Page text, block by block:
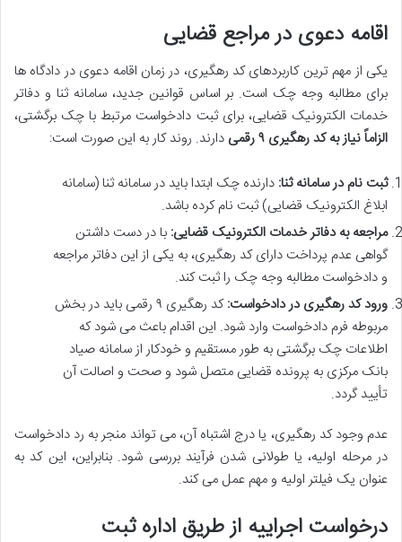
اقامه دعوی در مراجع قضایی
یکی از مهم ترین کاربردهای کد رهگیری، در زمان اقامه دعوی در دادگاه ها
برای مطالبه وجه چک است. بر اساس قوانین جدید، سامانه ثنا و دفاتر
خدمات الکترونیک قضایی، برای ثبت دادخواست مرتبط با چک برگشتی،
الزاماً نیاز به کد رهگیری ۹ رقمی
دارند. روند کار به این صورت است:
ثبت نام در سامانه ثنا: دارنده چک ابتدا باید در سامانه ثنا (سامانه
ابلاغ الکترونیک قضایی) ثبت نام کرده باشد.
مراجعه به دفاتر خدمات الکترونیک قضایی: با در دست داشتن
گواهی عدم پرداخت دارای کد رهگیری، به یکی از این دفاتر مراجعه
و دادخواست مطالبه وجه چک را ثبت کند.
ورود کد رهگیری در دادخواست:
کد رهگیری ۹ رقمی باید در بخش
مربوطه فرم دادخواست وارد شود. این اقدام باعث می شود که
اطلاعات چک برگشتی به طور مستقیم و خودکار از سامانه صیاد
بانک مرکزی به پرونده قضایی متصل شود و صحت و اصالت آن
تأیید گردد.
عدم وجود کد رهگیری، یا درج اشتباه آن، می تواند منجر به رد دادخواست
در مرحله اولیه، یا طولانی شدن فرآیند بررسی شود. بنابراین، این کد به
عنوان یک فیلتر اولیه و مهم عمل می کند.
درخواست اجراییه از طریق اداره ثبت